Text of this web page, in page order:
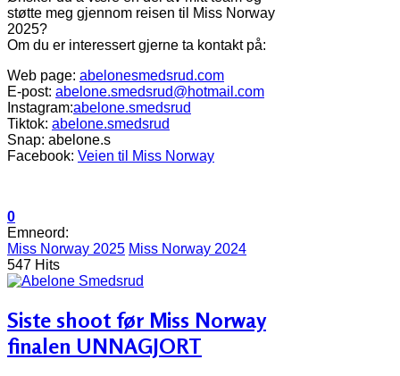
støtte meg gjennom reisen til Miss Norway
2025?
Om du er interessert gjerne ta kontakt på:
Web page: abelonesmedsrud.com
E-post: abelone.smedsrud@hotmail.com
Instagram:abelone.smedsrud
Tiktok: abelone.smedsrud
Snap: abelone.s
Facebook: Veien til Miss Norway
0
Emneord:
Miss Norway 2025 Miss Norway 2024
547 Hits
Siste shoot før Miss Norway
finalen UNNAGJORT